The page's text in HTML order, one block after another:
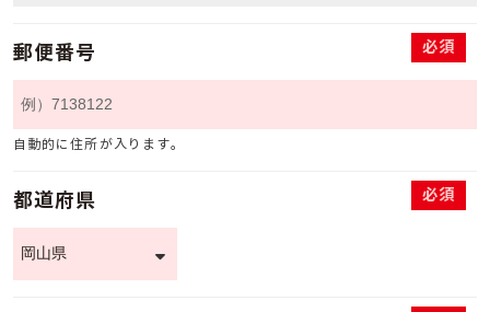
郵便番号 必須
自動的に住所が入ります。
都道府県 必須